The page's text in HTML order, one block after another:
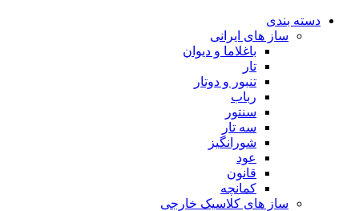
دسته بندی
ساز های ایرانی
باغلاما و دیوان
تار
تنبور و دوتار
رباب
سنتور
سه تار
شورانگیز
عود
قانون
کمانچه
ساز های کلاسیک خارجی